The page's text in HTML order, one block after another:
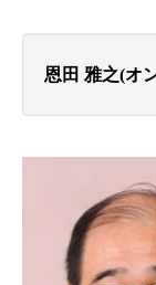
恩田 雅之(オ